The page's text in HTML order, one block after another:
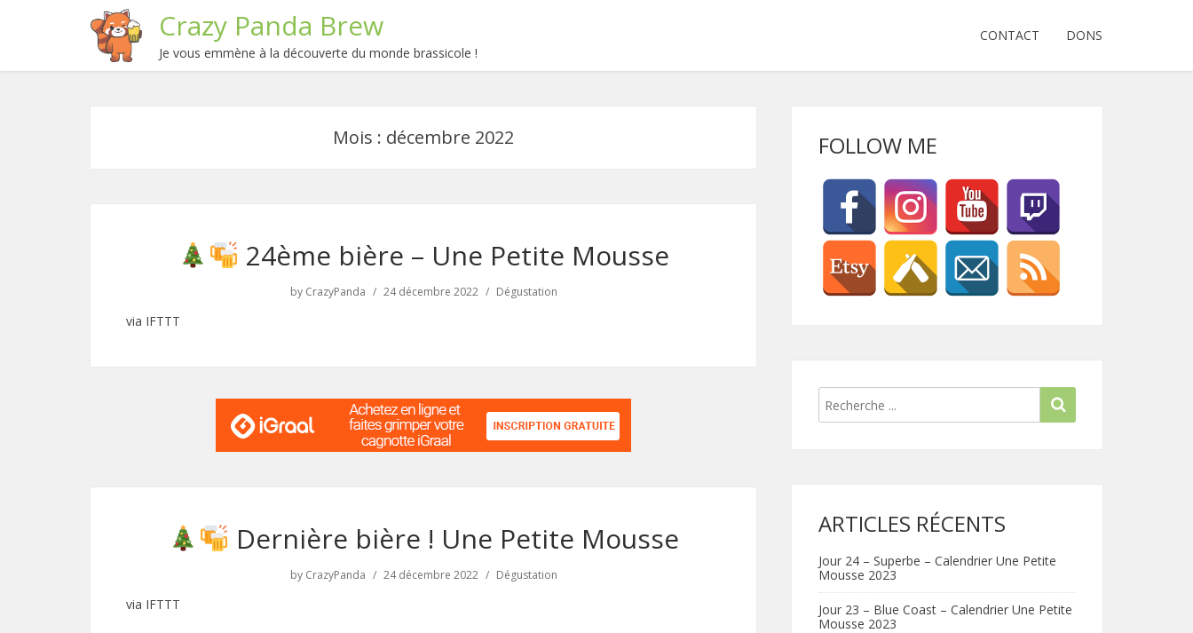
Crazy Panda Brew
Je vous emmène à la découverte du monde brassicole !
CONTACT DONS
Mois : décembre 2022
24ème bière – Une Petite Mousse
by CrazyPanda 24 décembre 2022 Dégustation
via IFTTT
Dernière bière ! Une Petite Mousse
by CrazyPanda 24 décembre 2022 Dégustation
via IFTTT
FOLLOW ME
ARTICLES RÉCENTS
Jour 24 – Superbe – Calendrier Une Petite
Mousse 2023
Jour 23 – Blue Coast – Calendrier Une Petite
Mousse 2023